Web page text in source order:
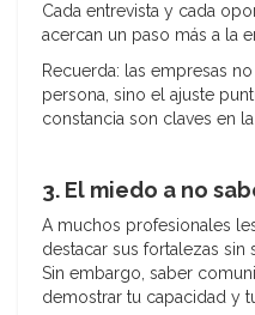
Cada entrevista y cada
acercan un paso más a la
Recuerda: las empresas
persona, sino el ajuste
constancia son claves en
3. El miedo a no
A muchos profesionales
destacar sus fortalezas sin
Sin embargo, saber
demostrar tu capacidad y